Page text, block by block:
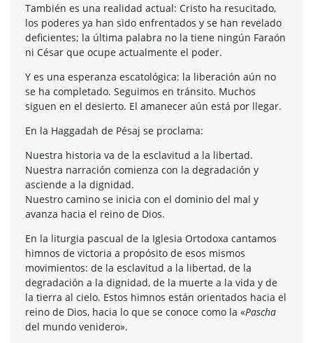
También es una realidad actual: Cristo ha resucitado,
los poderes ya han sido enfrentados y se han revelado
deficientes; la última palabra no la tiene ningún Faraón
ni César que ocupe actualmente el poder.
Y es una esperanza escatológica: la liberación aún no
se ha completado. Seguimos en tránsito. Muchos
siguen en el desierto. El amanecer aún está por llegar.
En la Haggadah de Pésaj se proclama:
Nuestra historia va de la esclavitud a la libertad.
Nuestra narración comienza con la degradación y
asciende a la dignidad.
Nuestro camino se inicia con el dominio del mal y
avanza hacia el reino de Dios.
En la liturgia pascual de la Iglesia Ortodoxa cantamos
himnos de victoria a propósito de esos mismos
movimientos: de la esclavitud a la libertad, de la
degradación a la dignidad, de la muerte a la vida y de
la tierra al cielo. Estos himnos están orientados hacia el
reino de Dios, hacia lo que se conoce como la «Pascha
del mundo venidero».